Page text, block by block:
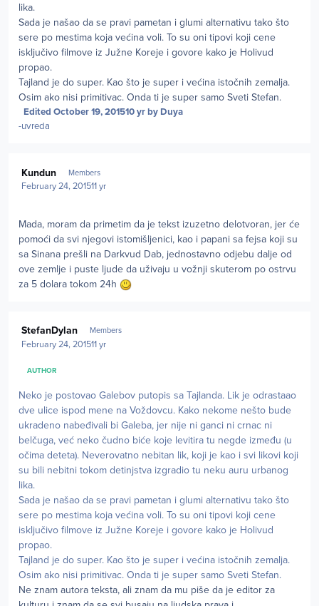
lika.
Sada je našao da se pravi pametan i glumi alternativu tako što
sere po mestima koja većina voli. To su oni tipovi koji cene
isključivo filmove iz Južne Koreje i govore kako je Holivud
propao.
Tajland je do super. Kao što je super i većina istočnih zemalja.
Osim ako nisi primitivac. Onda ti je super samo Sveti Stefan.
Edited October 19, 201510 yrby Duya
-uvreda
Kundun Members
February 24, 201511 yr
Mada, moram da primetim da je tekst izuzetno delotvoran, jer će
pomoći da svi njegovi istomišljenici, kao i papani sa fejsa koji su
sa Sinana prešli na Darkvud Dab, jednostavno odjebu dalje od
ove zemlje i puste ljude da uživaju u vožnji skuterom po ostrvu
za 5 dolara tokom 24h
StefanDylan Members
February 24, 201511 yr
AUTHOR
Neko je postovao Galebov putopis sa Tajlanda. Lik je odrastaao
dve ulice ispod mene na Voždovcu. Kako nekome nešto bude
ukradeno nabeđivali bi Galeba, jer nije ni ganci ni crnac ni
belčuga, već neko čudno biće koje levitira tu negde između (u
očima deteta). Neverovatno nebitan lik, koji je kao i svi likovi koji
su bili nebitni tokom detinjstva izgradio tu neku auru urbanog
lika.
Sada je našao da se pravi pametan i glumi alternativu tako što
sere po mestima koja većina voli. To su oni tipovi koji cene
isključivo filmove iz Južne Koreje i govore kako je Holivud
propao.
Tajland je do super. Kao što je super i većina istočnih zemalja.
Osim ako nisi primitivac. Onda ti je super samo Sveti Stefan.
Ne znam autora teksta, ali znam da mu piše da je editor za